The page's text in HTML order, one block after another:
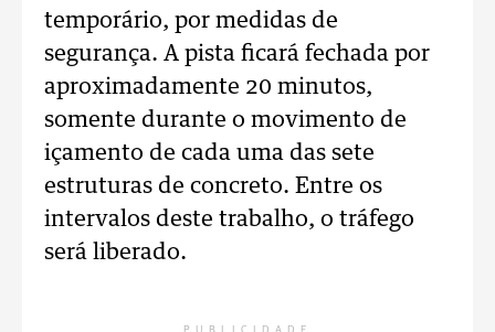
temporário, por medidas de
segurança. A pista ficará fechada por
aproximadamente 20 minutos,
somente durante o movimento de
içamento de cada uma das sete
estruturas de concreto. Entre os
intervalos deste trabalho, o tráfego
será liberado.
PUBLICIDADE